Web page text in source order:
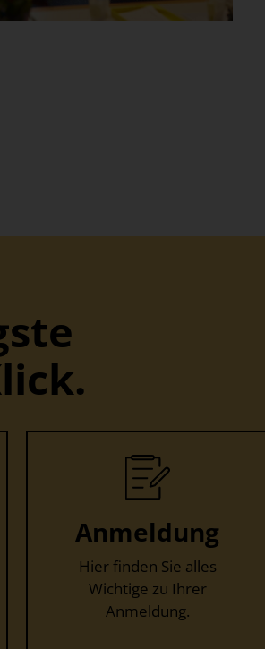
Anmeldung
Hier finden Sie alles
Wichtige zu Ihrer
Anmeldung.